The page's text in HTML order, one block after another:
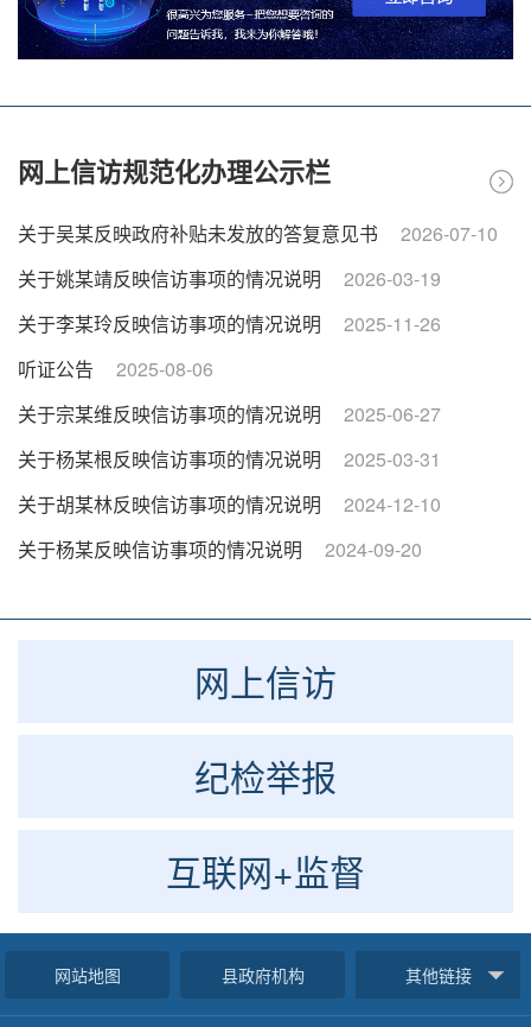
关于公开征求《关于规范电动车停放充电加
07月13日
查看结果
5
新晃侗族自治县发展和改革局关于我县巡游
出租车运价调整方案征求意见...
05月10日
查看结果
6
关于公开《新晃侗族自治县城市规划区国有
开始时间：2026年04月17日 结束时间：2026年
05月17日
查看结果
网上信访规范化办理公示栏
关于吴某反映政府补贴未发放的答复意见书
2026-07-10
关于姚某靖反映信访事项的情况说明
2026-03-19
关于李某玲反映信访事项的情况说明
2025-11-26
听证公告
2025-08-06
关于宗某维反映信访事项的情况说明
2025-06-27
关于杨某根反映信访事项的情况说明
2025-03-31
关于胡某林反映信访事项的情况说明
2024-12-10
关于杨某反映信访事项的情况说明
2024-09-20
网上信访
纪检举报
互联网+监督
网站地图 县政府机构 其他链接